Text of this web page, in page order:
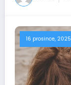
16 prosince, 2025